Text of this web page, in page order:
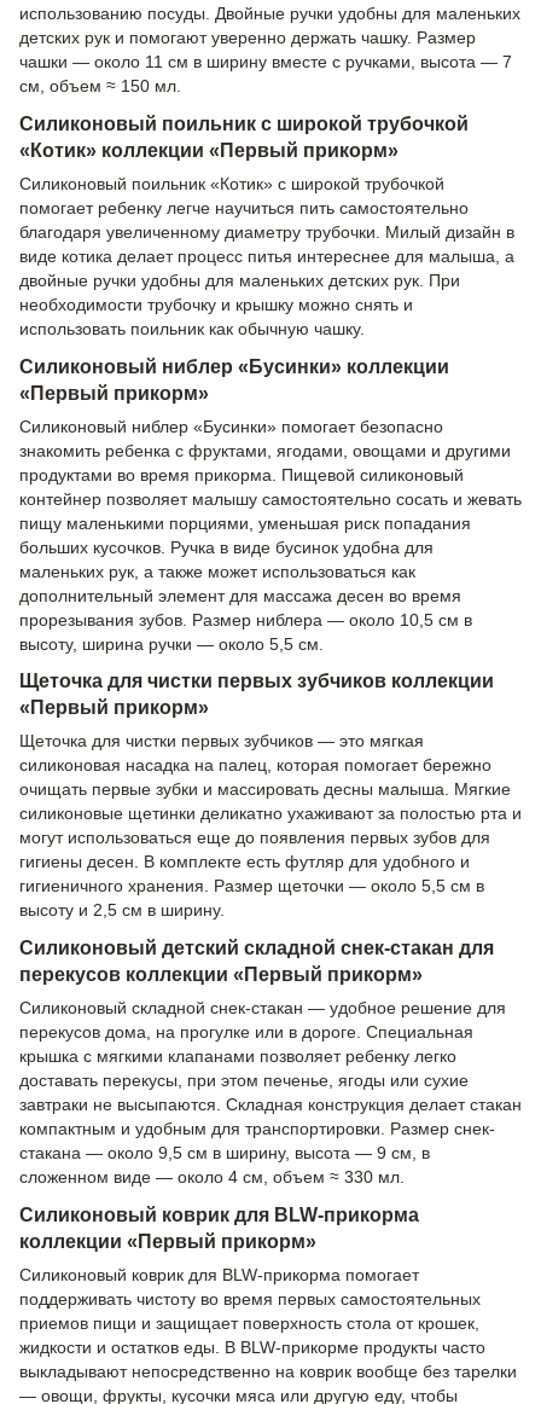
использованию посуды. Двойные ручки удобны для маленьких
детских рук и помогают уверенно держать чашку. Размер
чашки — около 11 см в ширину вместе с ручками, высота — 7
см, объем ≈ 150 мл.
Силиконовый поильник с широкой трубочкой
«Котик» коллекции «Первый прикорм»
Силиконовый поильник «Котик» с широкой трубочкой
помогает ребенку легче научиться пить самостоятельно
благодаря увеличенному диаметру трубочки. Милый дизайн в
виде котика делает процесс питья интереснее для малыша, а
двойные ручки удобны для маленьких детских рук. При
необходимости трубочку и крышку можно снять и
использовать поильник как обычную чашку.
Силиконовый ниблер «Бусинки» коллекции
«Первый прикорм»
Силиконовый ниблер «Бусинки» помогает безопасно
знакомить ребенка с фруктами, ягодами, овощами и другими
продуктами во время прикорма. Пищевой силиконовый
контейнер позволяет малышу самостоятельно сосать и жевать
пищу маленькими порциями, уменьшая риск попадания
больших кусочков. Ручка в виде бусинок удобна для
маленьких рук, а также может использоваться как
дополнительный элемент для массажа десен во время
прорезывания зубов. Размер ниблера — около 10,5 см в
высоту, ширина ручки — около 5,5 см.
Щеточка для чистки первых зубчиков коллекции
«Первый прикорм»
Щеточка для чистки первых зубчиков — это мягкая
силиконовая насадка на палец, которая помогает бережно
очищать первые зубки и массировать десны малыша. Мягкие
силиконовые щетинки деликатно ухаживают за полостью рта и
могут использоваться еще до появления первых зубов для
гигиены десен. В комплекте есть футляр для удобного и
гигиеничного хранения. Размер щеточки — около 5,5 см в
высоту и 2,5 см в ширину.
Силиконовый детский складной снек-стакан для
перекусов коллекции «Первый прикорм»
Силиконовый складной снек-стакан — удобное решение для
перекусов дома, на прогулке или в дороге. Специальная
крышка с мягкими клапанами позволяет ребенку легко
доставать перекусы, при этом печенье, ягоды или сухие
завтраки не высыпаются. Складная конструкция делает стакан
компактным и удобным для транспортировки. Размер снек-
стакана — около 9,5 см в ширину, высота — 9 см, в
сложенном виде — около 4 см, объем ≈ 330 мл.
Силиконовый коврик для BLW-прикорма
коллекции «Первый прикорм»
Силиконовый коврик для BLW-прикорма помогает
поддерживать чистоту во время первых самостоятельных
приемов пищи и защищает поверхность стола от крошек,
жидкости и остатков еды. В BLW-прикорме продукты часто
выкладывают непосредственно на коврик вообще без тарелки
— овощи, фрукты, кусочки мяса или другую еду, чтобы